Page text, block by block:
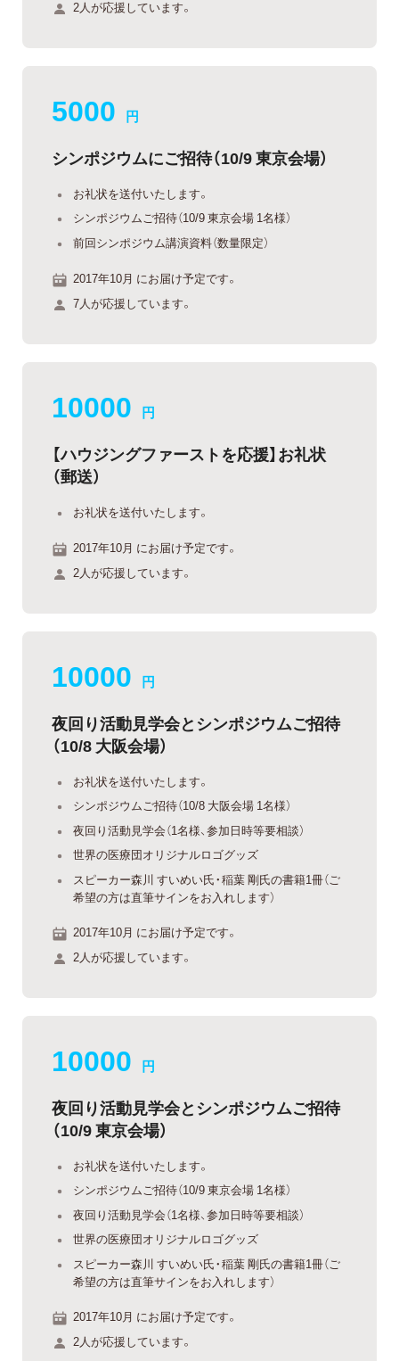
2人が応援しています。
5000 円
シンポジウムにご招待（10/9 東京会場）
お礼状を送付いたします。
シンポジウムご招待（10/9 東京会場 1名様）
前回シンポジウム講演資料（数量限定）
2017年10月 にお届け予定です。
7人が応援しています。
10000 円
【ハウジングファーストを応援】お礼状
（郵送）
お礼状を送付いたします。
2017年10月 にお届け予定です。
2人が応援しています。
10000 円
夜回り活動見学会とシンポジウムご招待
（10/8 大阪会場）
お礼状を送付いたします。
シンポジウムご招待（10/8 大阪会場 1名様）
夜回り活動見学会（1名様、参加日時等要相談）
世界の医療団オリジナルロゴグッズ
スピーカー森川 すいめい氏・稲葉 剛氏の書籍1冊（ご
希望の方は直筆サインをお入れします）
2017年10月 にお届け予定です。
2人が応援しています。
10000 円
夜回り活動見学会とシンポジウムご招待
（10/9 東京会場）
お礼状を送付いたします。
シンポジウムご招待（10/9 東京会場 1名様）
夜回り活動見学会（1名様、参加日時等要相談）
世界の医療団オリジナルロゴグッズ
スピーカー森川 すいめい氏・稲葉 剛氏の書籍1冊（ご
希望の方は直筆サインをお入れします）
2017年10月 にお届け予定です。
2人が応援しています。